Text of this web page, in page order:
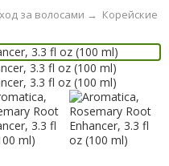
Корейские
за волосами →